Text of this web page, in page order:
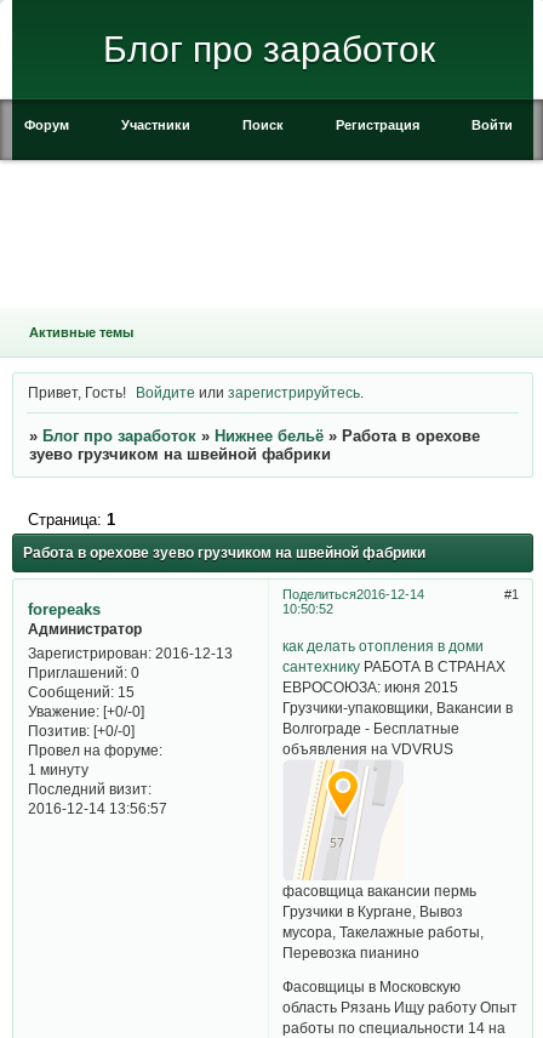
Блог про заработок
Форум Участники Поиск Регистрация Войти
Активные темы
Привет, Гость! Войдите илизарегистрируйтесь
» Блог про заработок » Нижнее бельё » Работа в орехове
зуево грузчиком на швейной фабрики
Работа в орехове зуево грузчиком на швейной фабрики
Страница: 1
Поделиться 1
2016-12-14
10:50:52
forepeaks
Администратор
Зарегистрирован: 2016-12-13
Приглашений:0
Сообщений:15
Уважение: [+0/-0]
Позитив: [+0/-0]
Провел на форуме:
1 минуту
Последний визит:
2016-12-14 13:56:57
как делать отопления в доми
сантехнику РАБОТА В СТРАНАХ
ЕВРОСОЮЗА: июня 2015
Грузчики-упаковщики, Вакансии в
Волгограде - Бесплатные
объявления на VDVRUS
фасовщица вакансии пермь
Грузчики в Кургане, Вывоз
мусора, Такелажные работы,
Перевозка пианино
Фасовщицы в Московскую
область Рязань Ищу работу Опыт
работы по специальности 14 на